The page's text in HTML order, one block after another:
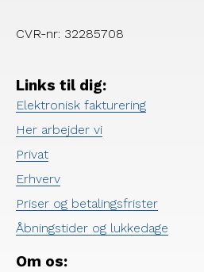
CVR-nr: 32285708
Links til dig:
Elektronisk fakturering
Her arbejder vi
Privat
Erhverv
Priser og betalingsfrister
Åbningstider og lukkedage
Om os: